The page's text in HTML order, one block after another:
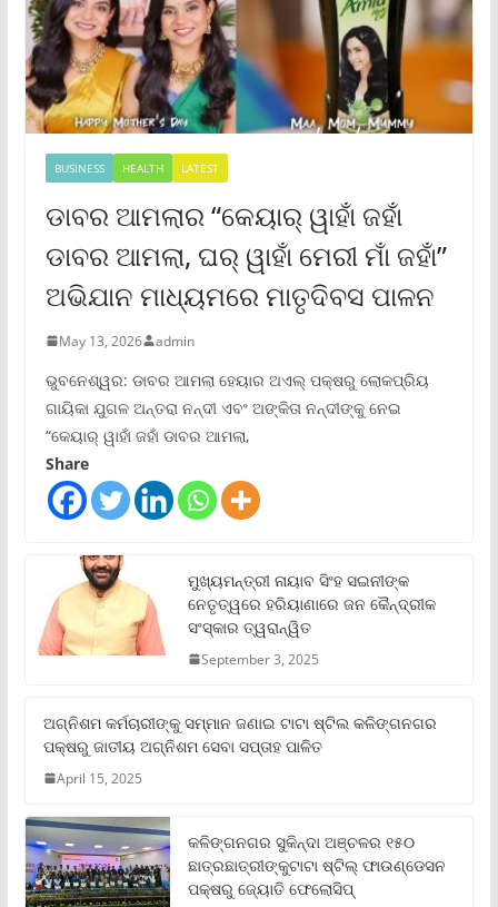
BUSINESS HEALTH LATEST
ଡାବର ଆମଲାର “କେୟାର୍ ୱାହାଁ ଜହାଁ
ଡାବର ଆମଲା, ଘର୍ ୱାହାଁ ମେରୀ ମାଁ ଜହାଁ”
ଅଭିଯାନ ମାଧ୍ୟମରେ ମାତୃଦିବସ ପାଳନ
May 13, 2026 admin
ଭୁବନେଶ୍ୱର: ଡାବର ଆମଲା ହେୟାର ଅଏଲ୍ ପକ୍ଷରୁ ଲୋକପ୍ରିୟ
ଗାୟିକା ଯୁଗଳ ଅନ୍ତରା ନନ୍ଦୀ ଏବଂ ଅଙ୍କିତା ନନ୍ଦୀଙ୍କୁ ନେଇ
“କେୟାର୍ ୱାହାଁ ଜହାଁ ଡାବର ଆମଲା,
Share
ମୁଖ୍ୟମନ୍ତ୍ରୀ ନାୟାବ ସିଂହ ସଇନୀଙ୍କ
ନେତୃତ୍ୱରେ ହରିୟାଣାରେ ଜନ କୈନ୍ଦ୍ରୀକ
ସଂସ୍କାର ତ୍ୱରାନ୍ୱିତ
September 3, 2025
ଅଗ୍ନିଶମ କର୍ମଚାରୀଙ୍କୁ ସମ୍ମାନ ଜଣାଇ ଟାଟା ଷ୍ଟିଲ କଳିଙ୍ଗନଗର
ପକ୍ଷରୁ ଜାତୀୟ ଅଗ୍ନିଶମ ସେବା ସପ୍ତାହ ପାଳିତ
April 15, 2025
କଳିଙ୍ଗନଗର ସୁକିନ୍ଦା ଅଞ୍ଚଳର ୧୫୦
ଛାତ୍ରଛାତ୍ରୀଙ୍କୁଟାଟା ଷ୍ଟିଲ୍ ଫାଉଣ୍ଡେସନ
ପକ୍ଷରୁ ଜ୍ୟୋତି ଫେଲୋସିପ୍‌